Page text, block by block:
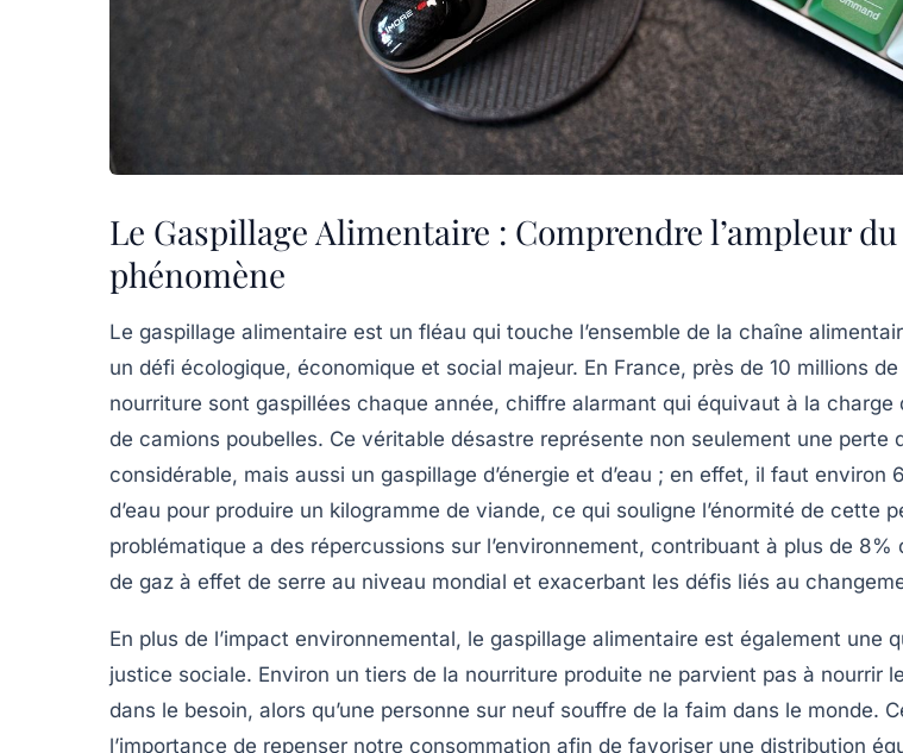
Le Gaspillage Alimentaire : Comprendre l’ampleur du
phénomène
Le gaspillage alimentaire est un fléau qui touche l’ensemble de la chaîne
un défi écologique, économique et social majeur. En France, près de 10 millions
nourriture sont gaspillées chaque année, chiffre alarmant qui équivaut à la charge
de camions poubelles. Ce véritable désastre représente non seulement une perte
considérable, mais aussi un gaspillage d’énergie et d’eau ; en effet, il faut environ
d’eau pour produire un kilogramme de viande, ce qui souligne l’énormité de cette
problématique a des répercussions sur l’environnement, contribuant à plus de 8%
de gaz à effet de serre au niveau mondial et exacerbant les défis liés au
En plus de l’impact environnemental, le gaspillage alimentaire est également une
justice sociale. Environ un tiers de la nourriture produite ne parvient pas à nourrir
dans le besoin, alors qu’une personne sur neuf souffre de la faim dans le monde.
l’importance de repenser notre consommation afin de favoriser une distribution